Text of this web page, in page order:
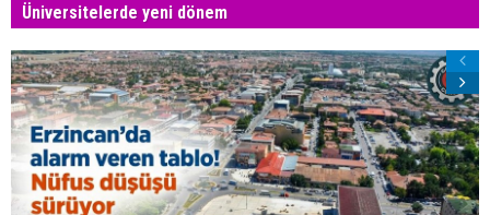
Üniversitelerde yeni dönem